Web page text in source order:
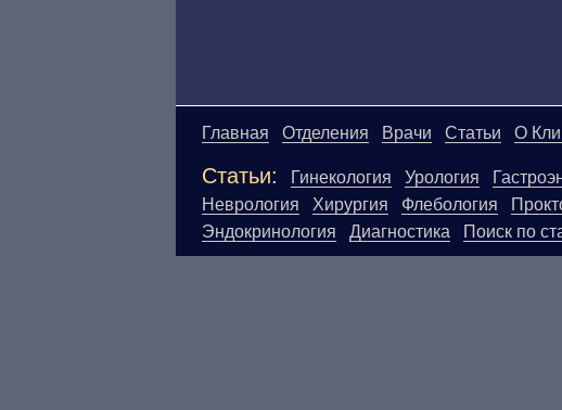
Главная Отделения Врачи Статьи О
Статьи: Гинекология Урология
Неврология
Хирургия Флебология
Эндокринология
Диагностика Поиск по